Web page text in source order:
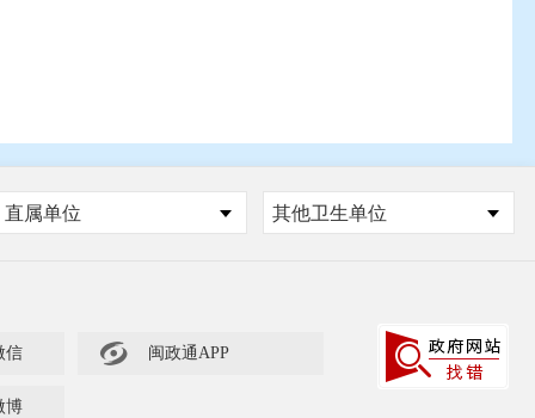
直属单位 其他卫生单位
信  闽政通APP
博